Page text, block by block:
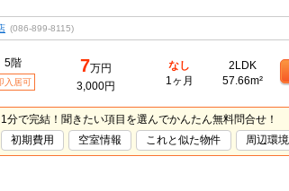
(086-899-8115)
5階
入居可
7万円
3,000円
なし
1ヶ月
2LDK
57.66m²
1分で完結！聞きたい項目を選んでかんたん無料問合せ！
初期費用
空室情報 これと似た物件 周辺環境